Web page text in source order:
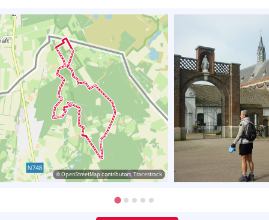
© OpenStreetMap contributors, Tracestrack